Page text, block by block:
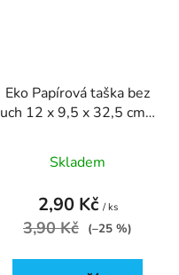
Eko Papírová taška bez
uch 12 x 9,5 x 32,5 cm -
Skladem
2,90 Kč / ks
3,90 Kč (–25 %)